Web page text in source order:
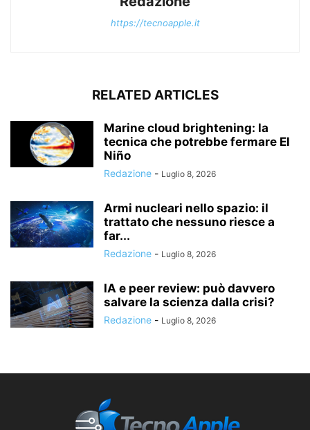
https://tecnoapple.it
RELATED ARTICLES
Marine cloud brightening: la
tecnica che potrebbe fermare El
Niño
Redazione - Luglio 8, 2026
Armi nucleari nello spazio: il
trattato che nessuno riesce a
far...
Redazione - Luglio 8, 2026
IA e peer review: può davvero
salvare la scienza dalla crisi?
Redazione - Luglio 8, 2026